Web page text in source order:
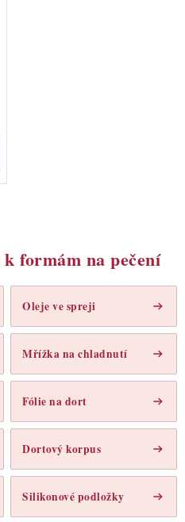
formám na pečení
Oleje ve spreji
Mřížka na chladnutí
Fólie na dort
Dortový korpus
Silikonové podložky